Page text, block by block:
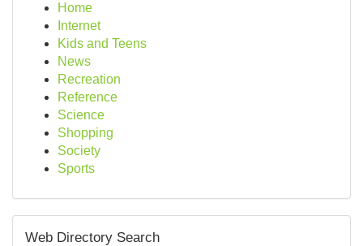
Home
Internet
Kids and Teens
News
Recreation
Reference
Science
Shopping
Society
Sports
Web Directory Search